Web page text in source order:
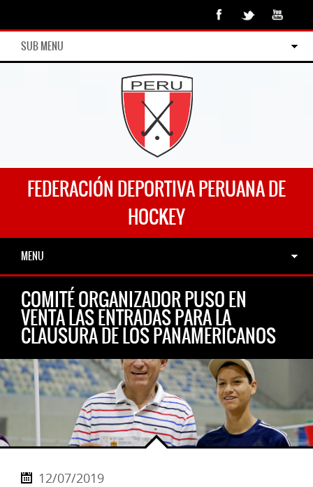
SUB MENU
FEDERACIÓN DEPORTIVA PERUANA DE
HOCKEY
MENU
COMITÉ ORGANIZADOR PUSO EN
VENTA LAS ENTRADAS PARA LA
CLAUSURA DE LOS PANAMERICANOS
12/07/2019